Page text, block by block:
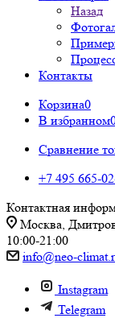
Назад
Контакты
Корзина0
В избранном
Сравнение
+7 495 665-
Контактная
Москва,
10:00-21:00
info@neo-
Instagram
Telegram